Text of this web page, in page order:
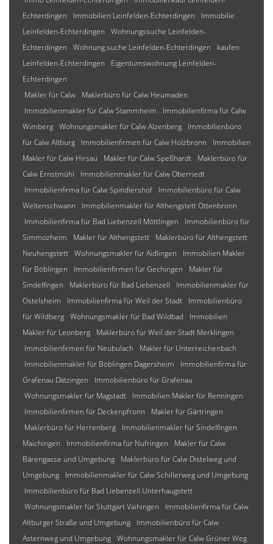
Echterdingen
Immobilien Leinfelden-Echterdingen
Immobilie
Leinfelden-Echterdingen
Wohnungssuche Leinfelden-
Echterdingen
Wohnung suche Leinfelden-Echterdingen
kaufen
Leinfelden-Echterdingen
Eigentumswohnung Leinfelden-
Echterdingen
Makler für Calw
Maklerbüro für Calw Heumaden
Immobilienmakler für Calw Stammheim
Immobilienfirma für Calw
Wimberg Wohnungsmakler für Calw Alzenberg
Immobilienbüro
für Calw Altburg
Immobilienfirmen für Calw Holzbronn
Immobilien
Makler für Calw Hirsau
Makler für Calw Speßhardt
Maklerbüro für
Calw Ernstmühl
Immobilienmakler für Calw Oberriedt
Immobilienfirma für Calw Spindlershof
Immobilienbüro für Calw
Weltenschwann
Immobilienmakler für Althengstett Ottenbronn
Immobilienfirma für Bad Liebenzell Möttlingen
Immobilienbüro für
Simmozheim
Makler für Althengstett
Maklerbüro für Althengstett
Neuhengstett Wohnungsmakler für Aidlingen
Immobilien Makler
für Böblingen
Immobilienfirmen für Gechingen
Makler für
Sindelfingen
Maklerbüro für Bad Liebenzell
Immobilienmakler für
Ostelsheim
Immobilienfirma für Weil der Stadt
Immobilienbüro
für Wildberg Wohnungsmakler für Bad Wildbad
Immobilien
Makler für Leonberg
Maklerbüro für Weil der Stadt Merklingen
Immobilienfirmen für Neubulach
Makler für Unterreichenbach
Immobilienmakler für Böblingen Dagersheim
Immobilienfirma für
Grafenau Dätzingen
Immobilienbüro für Grafenau
Wohnungsmakler für Magstadt
Immobilien Makler für Renningen
Immobilienfirmen für Deckenpfronn
Makler für Gärtringen
Maklerbüro für Herrenberg
Immobilienmakler für Sindelfingen
Maichingen
Immobilienfirma für Nufringen
Makler für Calw
Bärengasse und Umgebung
Maklerbüro für Calw Distelweg und
Umgebung
Immobilienmakler für Calw Schillerweg und Umgebung
Immobilienbüro für Bad Liebenzell Unterhaugstett
Wohnungsmakler für Stuttgart Vaihingen
Immobilienfirma für Calw
Altburger Straße und Umgebung
Immobilienbüro für Calw
Asternweg und Umgebung Wohnungsmakler für Calw Grüner Weg